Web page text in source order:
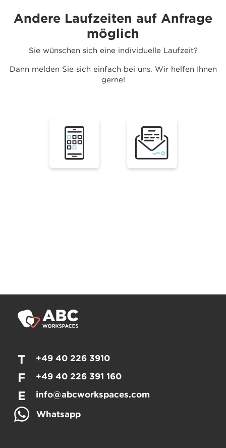
Andere Laufzeiten auf Anfrage
möglich
Sie wünschen sich eine individuelle Laufzeit?
Dann melden Sie sich einfach bei uns. Wir helfen Ihnen
gerne!
T +49 40 226 3910
F +49 40 226 391 160
E
info@abcworkspaces.com
Whatsapp